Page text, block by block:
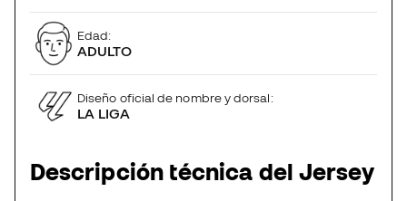
Edad:
ADULTO
Diseño oficial de nombre y dorsal:
LA LIGA
Descripción técnica del Jersey